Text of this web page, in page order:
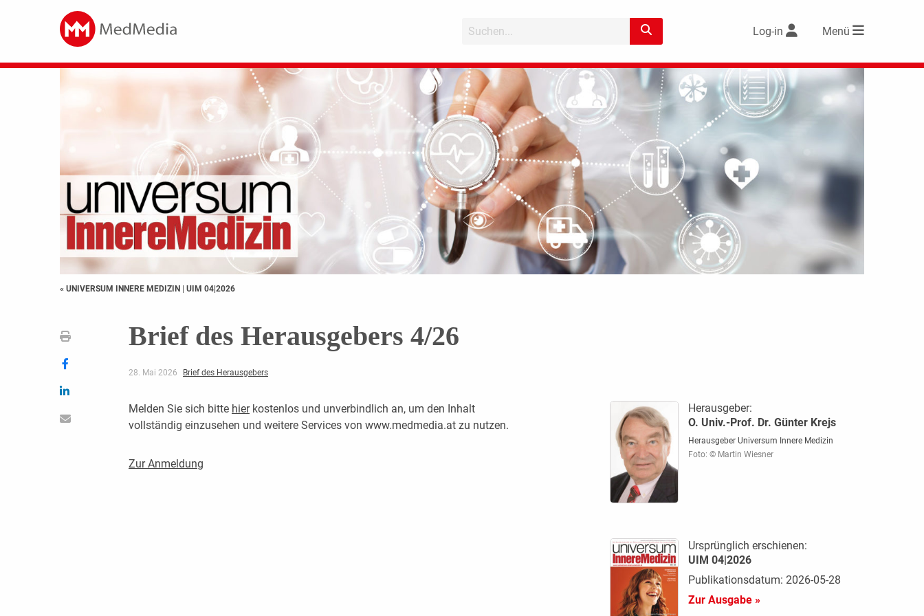
Log-in Menü
« UNIVERSUM INNERE MEDIZIN | UIM 04|2026
Brief des Herausgebers 4/26
28. Mai 2026 Brief des Herausgebers
Melden Sie sich bitte hierkostenlos und unverbindlich an, um den Inhalt
vollständig einzusehen und weitere Services von www.medmedia.at zu nutzen.
Zur Anmeldung
Herausgeber:
O. Univ.-Prof. Dr. Günter Krejs
Herausgeber Universum Innere Medizin
Foto: © Martin Wiesner
Ursprünglich erschienen:
UIM 04|2026
Publikationsdatum: 2026-05-28
Zur Ausgabe »